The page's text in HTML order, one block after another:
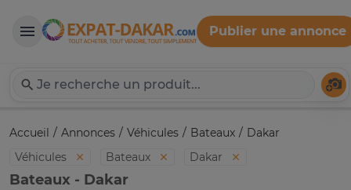
Expat-Dakar
Publier une annonce
Accueil Annonces Véhicules Bateaux
Dakar
Véhicules
Bateaux Dakar
Bateaux - Dakar